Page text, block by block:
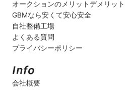
オークションのメリットデメリット
GBMなら安くて安心安全
自社整備工場
よくある質問
プライバシーポリシー
会社概要